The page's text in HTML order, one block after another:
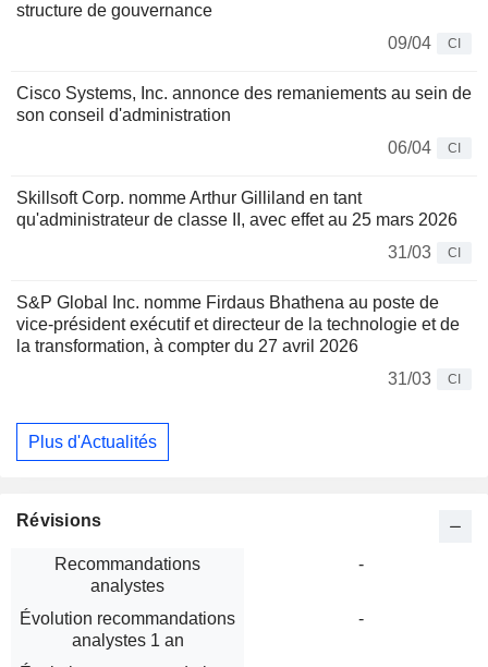
structure de gouvernance
09/04
CI
Cisco Systems, Inc. annonce des remaniements au sein de
son conseil d'administration
06/04
CI
Skillsoft Corp. nomme Arthur Gilliland en tant
qu'administrateur de classe II, avec effet au 25 mars 2026
31/03
CI
S&P Global Inc. nomme Firdaus Bhathena au poste de
vice-président exécutif et directeur de la technologie et de
la transformation, à compter du 27 avril 2026
31/03
CI
Plus d'Actualités
Révisions
Recommandations
analystes
-
Évolution recommandations
analystes 1 an
-